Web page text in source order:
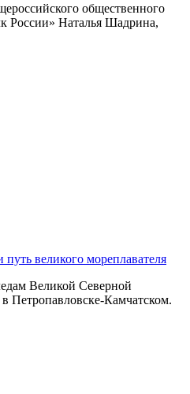
общественного
России» Наталья Шадрина,
великого мореплавателя
Великой Северной
Петропавловске-Камчатском.